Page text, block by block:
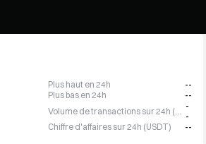
Plus haut en 24h
--
Plus bas en 24h
--
-
-
Chiffre d'affaires sur 24h (USDT)
--